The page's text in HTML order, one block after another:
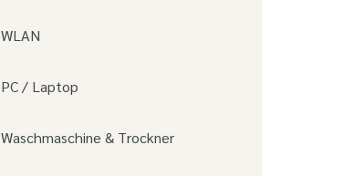
WLAN
PC / Laptop
Waschmaschine & Trockner